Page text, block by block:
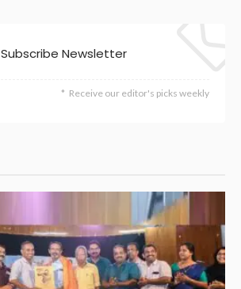
Subscribe Newsletter
Receive our editor's picks weekly